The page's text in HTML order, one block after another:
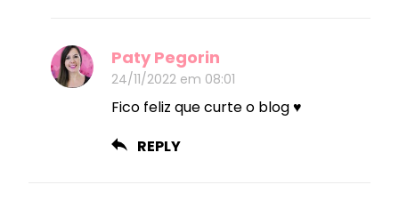
Paty Pegorin
24/11/2022 em 08:01
Fico feliz que curte o blog ♥
REPLY